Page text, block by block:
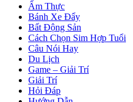
Ẩm Thực
Bánh Xe Đẩy
Bất Động Sản
Cách Chọn Sim Hợp Tuổi
Câu Nói Hay
Du Lịch
Game – Giải Trí
Giải Trí
Hỏi Đáp